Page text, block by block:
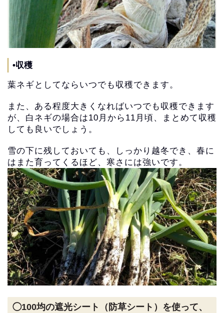
•収穫
葉ネギとしてならいつでも収穫できます。
また、ある程度大きくなればいつでも収穫できます
が、 白ネギの場合は10月から11月頃、
まとめて収穫
しても良いでしょう。
雪の下に残しておいても、しっかり越冬でき、 春に
はまた育ってくるほど、寒さには強いです。
◯100均の遮光シート（防草シート）を使って、